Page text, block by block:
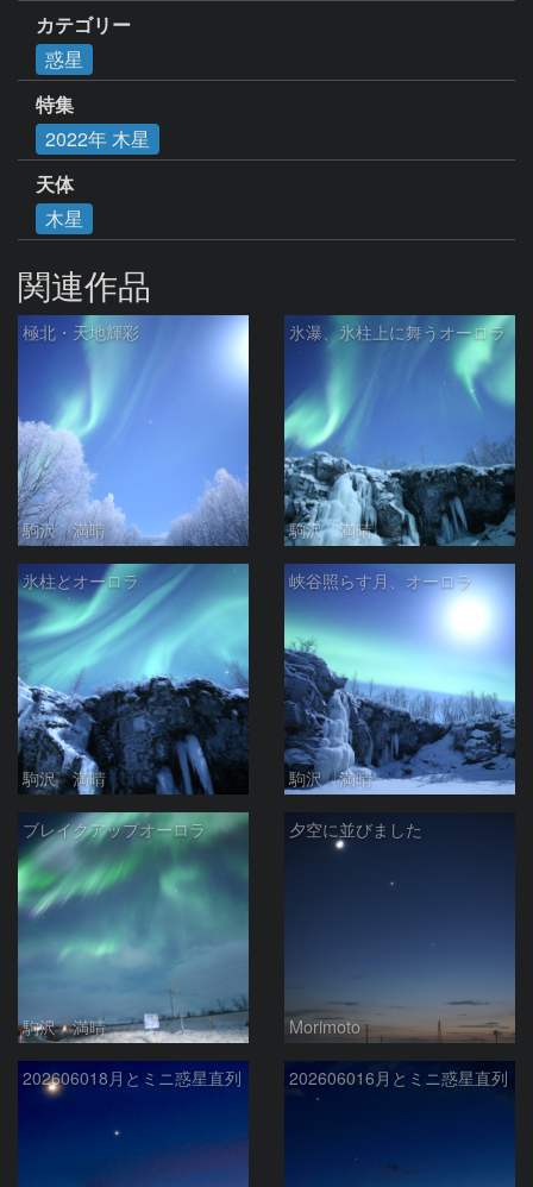
カテゴリー
惑星
特集
2022年 木星
天体
木星
関連作品
極北・天地輝彩
駒沢 満晴
氷瀑、氷柱上に舞うオーロラ
駒沢 満晴
氷柱とオーロラ
駒沢 満晴
峡谷照らす月、オーロラ
駒沢 満晴
ブレイクアップオーロラ
駒沢 満晴
夕空に並びました
Morimoto
202606018月とミニ惑星直列 202606016月とミニ惑星直列